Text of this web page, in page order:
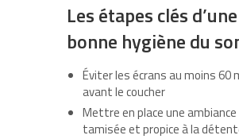
Les étapes clés d’une
bonne hygiène du
Éviter les écrans au moins 60
avant le coucher
Mettre en place une ambiance
tamisée et propice à la